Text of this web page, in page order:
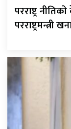
परराष्ट्र
परराष्ट्रमन्त्री